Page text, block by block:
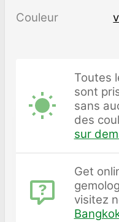
Couleur
Toutes
sont
sans
des
sur
Get
visitez